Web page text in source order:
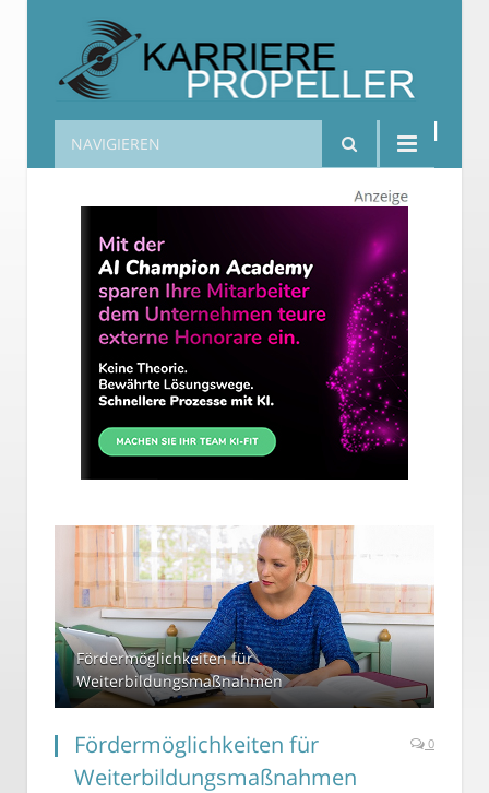
Karrierepropeller
NAVIGIEREN
Fördermöglichkeiten für
Weiterbildungsmaßnahmen
Fördermöglichkeiten für
Weiterbildungsmaßnahmen
0